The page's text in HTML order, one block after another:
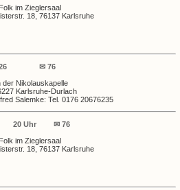
im Zieglersaal
18, 76137 Karlsruhe
✉ 76
Nikolauskapelle
Karlsruhe-Durlach
Salemke: Tel. 0176 20676235
20 Uhr
✉ 76
im Zieglersaal
18, 76137 Karlsruhe